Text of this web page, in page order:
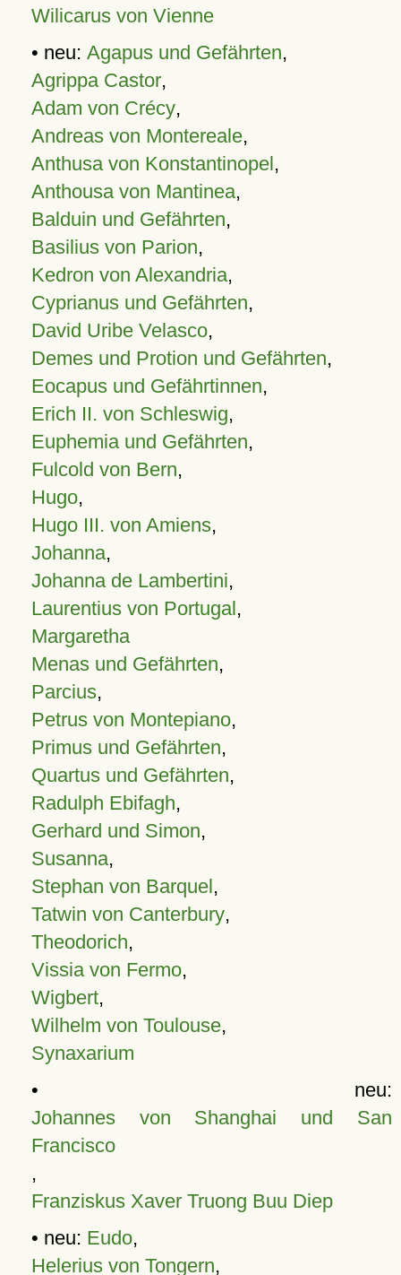
Wilicarus von Vienne
• neu: Agapus und Gefährten,
Agrippa Castor,
Adam von Crécy,
Andreas von Montereale,
Anthusa von Konstantinopel,
Anthousa von Mantinea,
Balduin und Gefährten,
Basilius von Parion,
Kedron von Alexandria,
Cyprianus und Gefährten,
David Uribe Velasco,
Demes und Protion und Gefährten,
Eocapus und Gefährtinnen,
Erich II. von Schleswig,
Euphemia und Gefährten,
Fulcold von Bern,
Hugo,
Hugo III. von Amiens,
Johanna,
Johanna de Lambertini,
Laurentius von Portugal,
Margaretha
Menas und Gefährten,
Parcius,
Petrus von Montepiano,
Primus und Gefährten,
Quartus und Gefährten,
Radulph Ebifagh,
Gerhard und Simon,
Susanna,
Stephan von Barquel,
Tatwin von Canterbury,
Theodorich,
Vissia von Fermo,
Wigbert,
Wilhelm von Toulouse,
Synaxarium
• neu:
Johannes von Shanghai und San
Francisco
,
Franziskus Xaver Truong Buu Diep
• neu: Eudo,
Helerius von Tongern,